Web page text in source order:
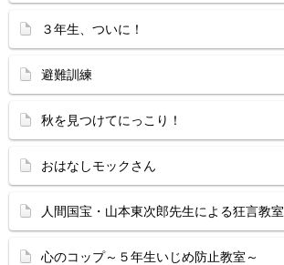
３年生、ついに！
避難訓練
秋を見つけてにっこり！
おはなしモックさん
人間国宝・山本東次郎先生による狂言教室
心のコップ～５年生いじめ防止教室～